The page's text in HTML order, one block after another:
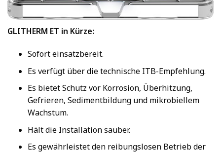
GLITHERM ET in Kürze:
Sofort einsatzbereit.
Es verfügt über die technische ITB-Empfehlung.
Es bietet Schutz vor Korrosion, Überhitzung,
Gefrieren, Sedimentbildung und mikrobiellem
Wachstum.
Hält die Installation sauber.
Es gewährleistet den reibungslosen Betrieb der